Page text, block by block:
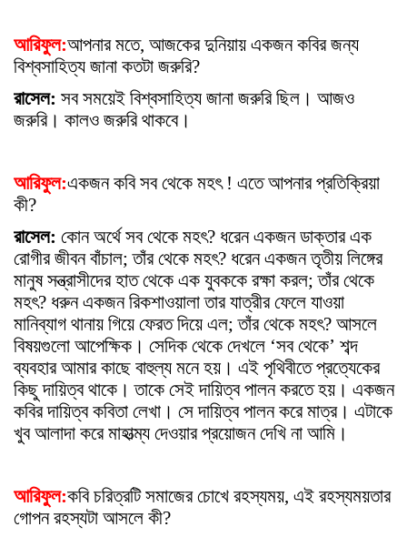
আরিফুল:আপনার মতে, আজকের দুনিয়ায় একজন কবির জন্য
বিশ্বসাহিত্য জানা কতটা জরুরি?
রাসেল: সব সময়েই বিশ্বসাহিত্য জানা জরুরি ছিল। আজও
জরুরি। কালও জরুরি থাকবে।
আরিফুল:একজন কবি সব থেকে মহৎ! এতে আপনার প্রতিক্রিয়া
কী?
রাসেল: কোন অর্থে সব থেকে মহৎ? ধরেন একজন ডাক্তার এক
রোগীর জীবন বাঁচাল; তাঁর থেকে মহৎ? ধরেন একজন তৃতীয় লিঙ্গের
মানুষ সন্ত্রাসীদের হাত থেকে এক যুবককে রক্ষা করল; তাঁর থেকে
মহৎ? ধরুন একজন রিকশাওয়ালা তার যাত্রীর ফেলে যাওয়া
মানিব্যাগ থানায় গিয়ে ফেরত দিয়ে এল; তাঁর থেকে মহৎ? আসলে
বিষয়গুলো আপেক্ষিক। সেদিক থেকে দেখলে ‘সব থেকে’ শব্দ
ব্যবহার আমার কাছে বাহুল্য মনে হয়। এই পৃথিবীতে প্রত্যেকের
কিছু দায়িত্ব থাকে। তাকে সেই দায়িত্ব পালন করতে হয়। একজন
কবির দায়িত্ব কবিতা লেখা। সে দায়িত্ব পালন করে মাত্র। এটাকে
খুব আলাদা করে মাহাত্ম্য দেওয়ার প্রয়োজন দেখি না আমি।
আরিফুল:কবি চরিত্রটি সমাজের চোখে রহস্যময়, এই রহস্যময়তার
গোপন রহস্যটা আসলে কী?